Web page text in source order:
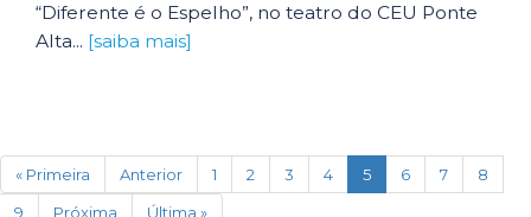
“Diferente é o Espelho”, no teatro do CEU Ponte
Alta... [saiba mais]
« Primeira Anterior 1 2 3 4 5(current)
6 7
8
9
Próxima Última »